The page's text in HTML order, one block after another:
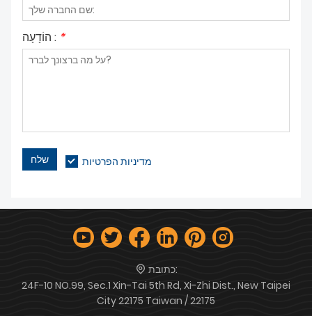
הוֹדָעָה : *
שלח מדיניות הפרטיות
כתובת:
24F-10 NO.99, Sec.1 Xin-Tai 5th Rd, Xi-Zhi Dist., New Taipei
City 22175 Taiwan / 22175